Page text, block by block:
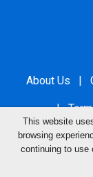
About Us |
|
This website
browsing
continuing to use